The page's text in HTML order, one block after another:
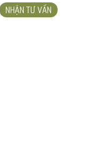
NHẬN TƯ VẤN